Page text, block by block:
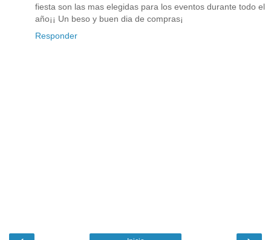
fiesta son las mas elegidas para los eventos durante todo el
año¡¡ Un beso y buen dia de compras¡
Responder